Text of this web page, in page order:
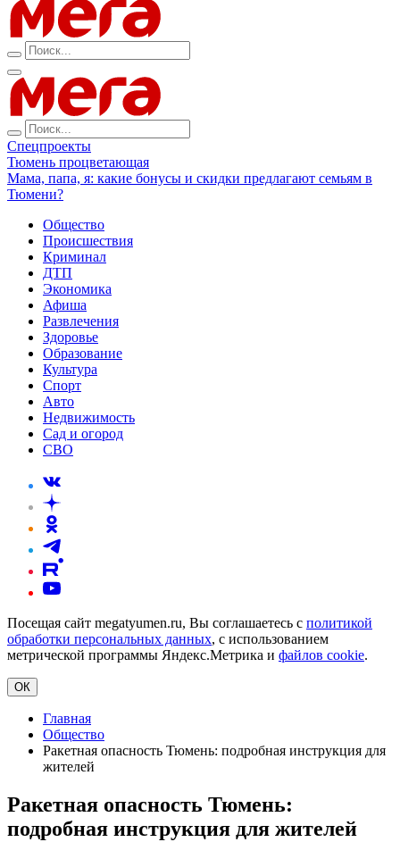
Спецпроекты
Тюмень процветающая
Мама, папа, я: какие бонусы и скидки предлагают семьям в
Тюмени?
Общество
Происшествия
Криминал
ДТП
Экономика
Афиша
Развлечения
Здоровье
Образование
Культура
Спорт
Авто
Недвижимость
Сад и огород
СВО
Посещая сайт megatyumen.ru, Вы соглашаетесь с политикой
обработки персональных данных, с использованием
метрической программы Яндекс.Метрика и файлов cookie.
ОК
Главная
Общество
Ракетная опасность Тюмень: подробная инструкция для
жителей
Ракетная опасность Тюмень:
подробная инструкция для жителей